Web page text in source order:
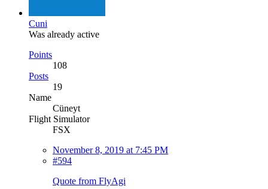
Cuni
Was already active
Points
108
Posts
19
Name
Cüneyt
Flight Simulator
FSX
November 8, 2019 at 7:45 PM
#594
Quote from FlyAgi